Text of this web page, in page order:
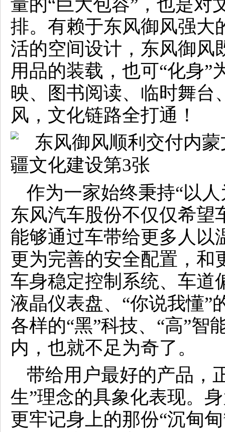
量的“巨大包容”，也是对
排。有赖于东风御风强大
活的空间设计，东风御风
用品的装载，也可“化身”
映、图书阅读、临时舞
风，文化链路全打通！
作为一家始终秉持“以
东风汽车股份不仅仅希望
能够通过车带给更多人以
更为完善的安全配置，和
车身稳定控制系统、车道
液晶仪表盘、“你说我懂
各样的“黑”科技、“高”智
内，也就不足为奇了。
带给用户最好的产品，
生”理念的具象化表现。
更牢记身上的那份“沉甸